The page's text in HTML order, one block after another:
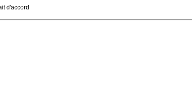
d'accord